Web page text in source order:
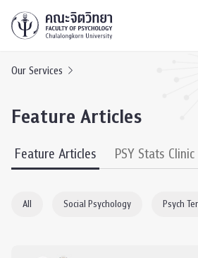
Our Services
Feature Articles
Feature Articles PSY Stats Clinic
All Social Psychology Psych